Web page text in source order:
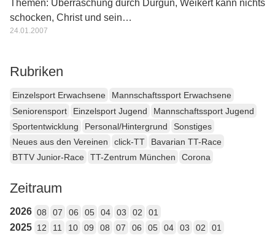
Themen: Überraschung durch Durgun, Weikert kann nichts
schocken, Christ und sein…
24.01.2007
Rubriken
Einzelsport Erwachsene
Mannschaftssport Erwachsene
Seniorensport
Einzelsport Jugend
Mannschaftssport Jugend
Sportentwicklung
Personal/Hintergrund
Sonstiges
Neues aus den Vereinen
click-TT
Bavarian TT-Race
BTTV Junior-Race
TT-Zentrum München Corona
Zeitraum
2026 08 07 06 05 04 03 02 01
2025 12 11 10 09 08 07 06 05 04 03 02 01